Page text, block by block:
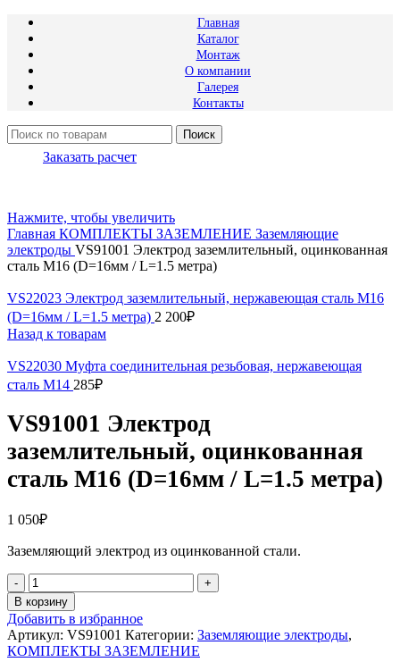
Главная
Каталог
Монтаж
О компании
Галерея
Контакты
Поиск
Заказать расчет
Нажмите, чтобы увеличить
Главная КОМПЛЕКТЫ ЗАЗЕМЛЕНИЕ Заземляющие
электроды VS91001 Электрод заземлительный, оцинкованная
сталь М16 (D=16мм / L=1.5 метра)
VS22023 Электрод заземлительный, нержавеющая сталь М16
(D=16мм / L=1.5 метра) 2 200₽
Назад к товарам
VS22030 Муфта соединительная резьбовая, нержавеющая
сталь М14 285₽
VS91001 Электрод
заземлительный, оцинкованная
сталь М16 (D=16мм / L=1.5 метра)
1 050₽
Заземляющий электрод из оцинкованной стали.
Количество
товара
VS91001
Электрод
заземлительный,
В корзину
Добавить в избранное
Артикул: VS91001 Категории: Заземляющие электроды,
КОМПЛЕКТЫ ЗАЗЕМЛЕНИЕ